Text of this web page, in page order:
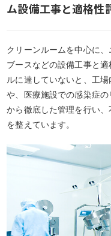
ム設備工事と適格性
クリーンルームを中心に
ブースなどの設備工事と
ルに達していないと、工
や、医療施設での感染症
から徹底した管理を行い
を整えています。